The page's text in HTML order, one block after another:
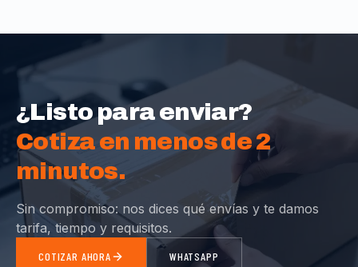
¿Listo para enviar?
Cotiza en menos de 2
minutos.
Sin compromiso: nos dices qué envías y te damos
tarifa, tiempo y requisitos.
COTIZAR AHORA WHATSAPP